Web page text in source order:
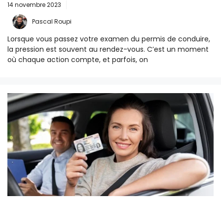
14 novembre 2023
Pascal Roupi
Lorsque vous passez votre examen du permis de conduire,
la pression est souvent au rendez-vous. C’est un moment
où chaque action compte, et parfois, on